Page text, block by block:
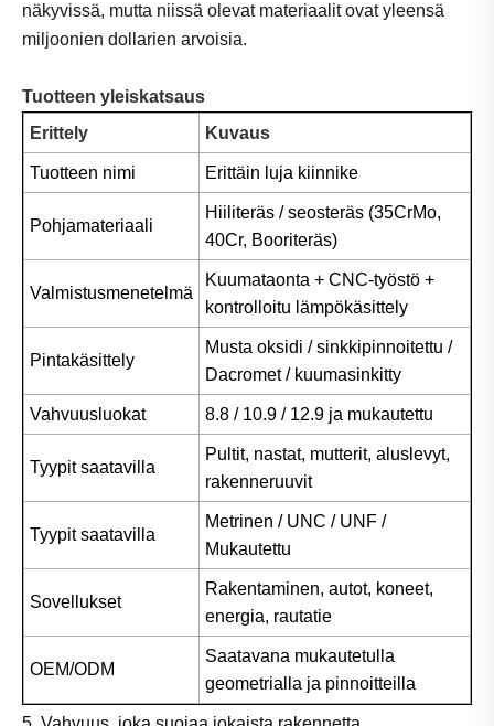
näkyvissä, mutta niissä olevat materiaalit ovat yleensä
miljoonien dollarien arvoisia.
Tuotteen yleiskatsaus
Erittely
Kuvaus
Tuotteen nimi Erittäin luja kiinnike
Pohjamateriaali
Hiiliteräs / seosteräs (35CrMo,
40Cr, Booriteräs)
Valmistusmenetelmä
Kuumataonta + CNC-työstö +
kontrolloitu lämpökäsittely
Pintakäsittely
Musta oksidi / sinkkipinnoitettu /
Dacromet / kuumasinkitty
Vahvuusluokat 8.8 / 10.9 / 12.9 ja mukautettu
Tyypit saatavilla
Pultit, nastat, mutterit, aluslevyt,
rakenneruuvit
Tyypit saatavilla
Metrinen / UNC / UNF /
Mukautettu
Sovellukset
Rakentaminen, autot, koneet,
energia, rautatie
OEM/ODM
Saatavana mukautetulla
geometrialla ja pinnoitteilla